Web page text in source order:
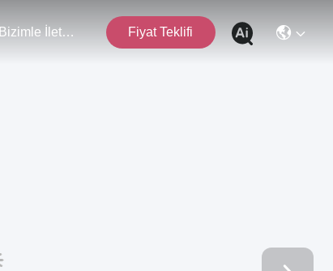
Bizimle İletişim Fiyat Teklifi